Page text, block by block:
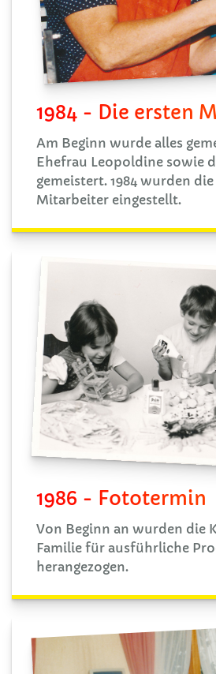
1984 - Die ersten
Am Beginn wurde alles
Ehefrau Leopoldine sowie
gemeistert. 1984 wurden
Mitarbeiter eingestellt.
1986 - Fototermin
Von Beginn an wurden die
Familie für ausführliche
herangezogen.